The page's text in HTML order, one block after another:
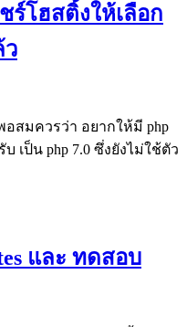
ร์โฮสติ้งให้เลือก
ว
อสมควรว่า อยากให้มี php
เป็น php 7.0 ซึ่งยังไม่ใช้ตัว
และ ทดสอบ